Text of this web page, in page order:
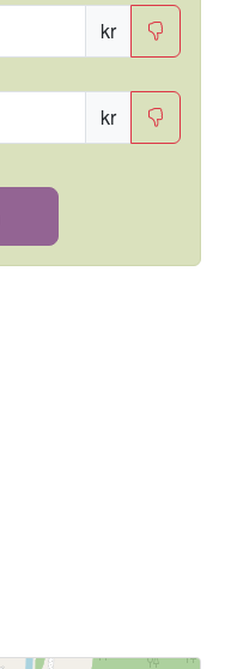
kr
kr